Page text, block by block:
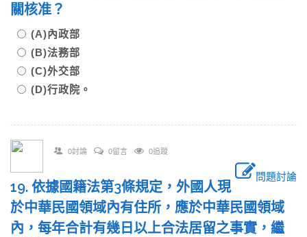
關核准？
(A)內政部
(B)法務部
(C)外交部
(D)行政院。
0討論 0留言 0追蹤
問題討論
19. 依據國籍法第3條規定，外國人現
於中華民國領域內有住所，應於中華民國領域
內，每年合計有幾日以上合法居留之事實，繼